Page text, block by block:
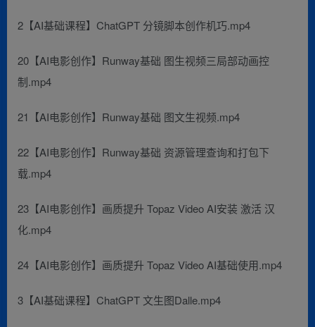
2【AI基础课程】ChatGPT 分镜脚本创作机巧.mp4
20【AI电影创作】Runway基础 图生视频三局部动画控
制.mp4
21【AI电影创作】Runway基础 图文生视频.mp4
22【AI电影创作】Runway基础 资源管理查询和打包下
载.mp4
23【AI电影创作】画质提升 Topaz Video AI安装 激活 汉
化.mp4
24【AI电影创作】画质提升 Topaz Video AI基础使用.mp4
3【AI基础课程】ChatGPT 文生图Dalle.mp4